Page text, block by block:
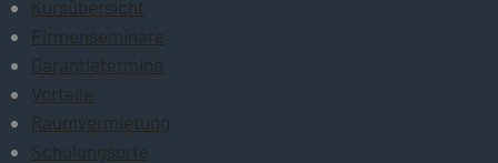
Kursübersicht
Firmenseminare
Garantietermine
Vorteile
Raumvermietung
Schulungsorte